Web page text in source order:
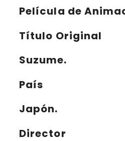
Película de
Título Original
Suzume.
País
Japón.
Director